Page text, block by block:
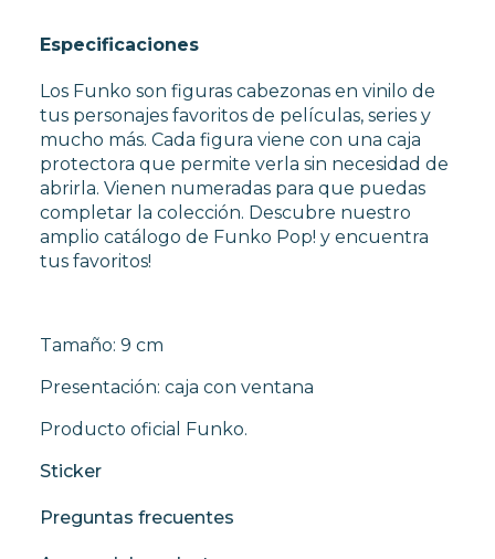
Especificaciones
Los Funko son figuras cabezonas en vinilo de
tus personajes favoritos de películas, series y
mucho más. Cada figura viene con una caja
protectora que permite verla sin necesidad de
abrirla. Vienen numeradas para que puedas
completar la colección. Descubre nuestro
amplio catálogo de Funko Pop! y encuentra
tus favoritos!
Tamaño: 9 cm
Presentación: caja con ventana
Producto oficial Funko.
Sticker
Preguntas frecuentes